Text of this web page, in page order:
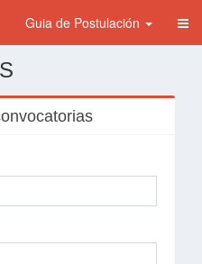
Guia de Postulación